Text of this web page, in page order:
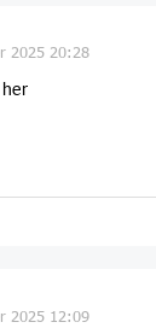
2025 20:28
2025 12:09